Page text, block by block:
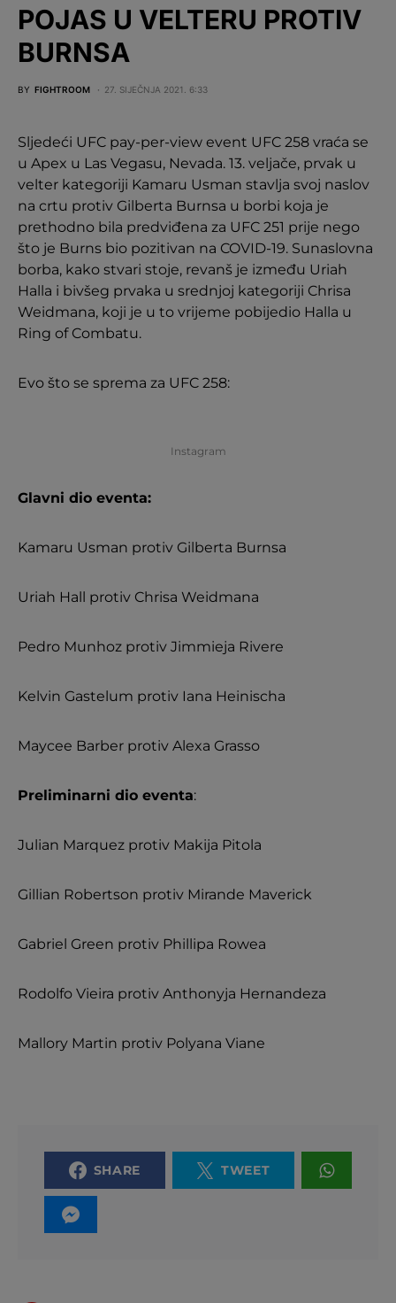
POJAS U VELTERU PROTIV
BURNSA
BY FIGHTROOM 27. SIJEČNJA 2021. 6:33
Sljedeći UFC pay-per-view event UFC 258 vraća se
u Apex u Las Vegasu, Nevada. 13. veljače, prvak u
velter kategoriji Kamaru Usman stavlja svoj naslov
na crtu protiv Gilberta Burnsa u borbi koja je
prethodno bila predviđena za UFC 251 prije nego
što je Burns bio pozitivan na COVID-19. Sunaslovna
borba, kako stvari stoje, revanš je između Uriah
Halla i bivšeg prvaka u srednjoj kategoriji Chrisa
Weidmana, koji je u to vrijeme pobijedio Halla u
Ring of Combatu.
Evo što se sprema za UFC 258:
Instagram
Glavni dio eventa:
Kamaru Usman protiv Gilberta Burnsa
Uriah Hall protiv Chrisa Weidmana
Pedro Munhoz protiv Jimmieja Rivere
Kelvin Gastelum protiv Iana Heinischa
Maycee Barber protiv Alexa Grasso
Preliminarni dio eventa:
Julian Marquez protiv Makija Pitola
Gillian Robertson protiv Mirande Maverick
Gabriel Green protiv Phillipa Rowea
Rodolfo Vieira protiv Anthonyja Hernandeza
Mallory Martin protiv Polyana Viane
SHARE TWEET